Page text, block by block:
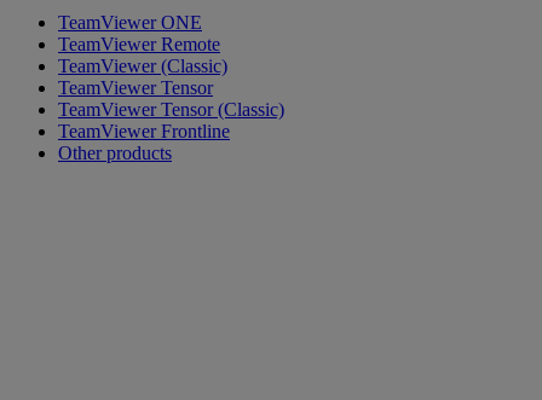
TeamViewer ONE
TeamViewer Remote
TeamViewer (Classic)
TeamViewer Tensor
TeamViewer Tensor (Classic)
TeamViewer Frontline
Other products